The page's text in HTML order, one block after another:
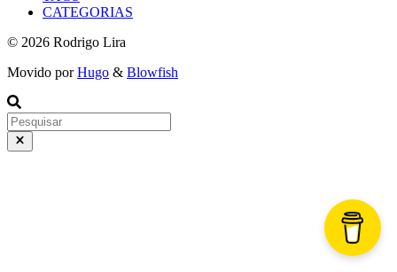
CATEGORIAS
© 2026 Rodrigo Lira
Movido porHugo & Blowfish